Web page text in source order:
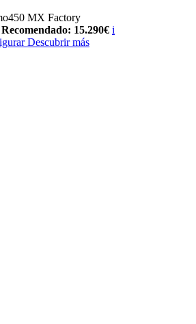
MX Factory
15.290€ i
Descubrir más